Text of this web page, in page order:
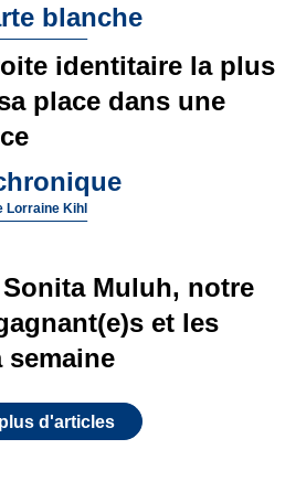
blanche
identitaire la plus
place dans une
Lorraine Kihl
Muluh, notre
et les
semaine
d'articles